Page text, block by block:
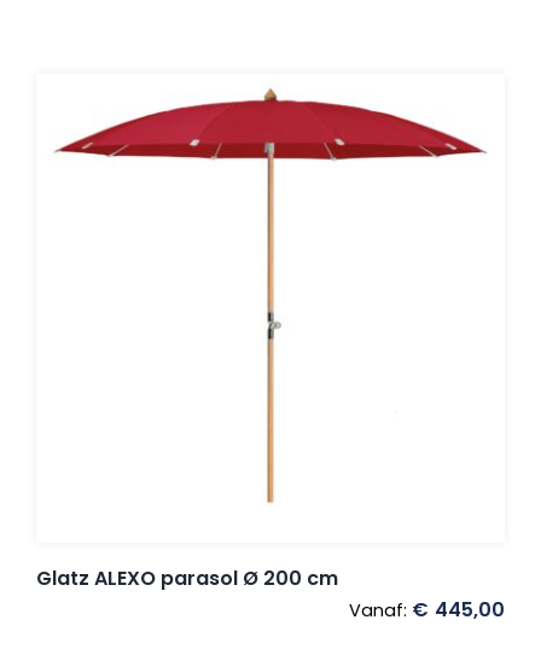
Glatz ALEXO parasol Ø 200 cm
Vanaf: € 445,00